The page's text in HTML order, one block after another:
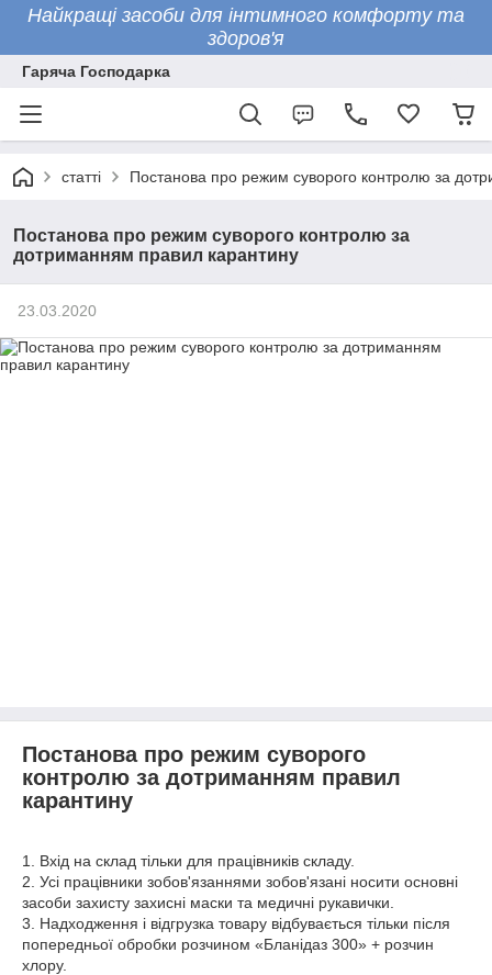
Найкращі засоби для інтимного комфорту та
здоров'я
Гаряча Господарка
статті Постанова про режим суворого контролю за
Постанова про режим суворого контролю за
дотриманням правил карантину
23.03.2020
Постанова про режим суворого
контролю за дотриманням правил
карантину
1. Вхід на склад тільки для працівників складу.
2. Усі працівники зобов'язаннями зобов'язані носити основні
засоби захисту захисні маски та медичні рукавички.
3. Надходження і відгрузка товару відбувається тільки після
попередньої обробки розчином «Бланідаз 300» + розчин
хлору.